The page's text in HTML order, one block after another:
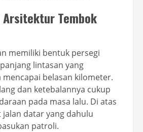
Tembok
memiliki bentuk persegi
lintasan yang
belasan kilometer.
dan ketebalannya cukup
pada masa lalu. Di atas
datar yang dahulu
patroli.